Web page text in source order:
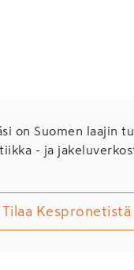
on Suomen laajin
- ja
Tilaa Kespronetistä